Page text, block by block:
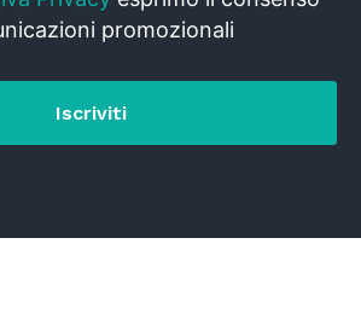
promozionali
Iscriviti